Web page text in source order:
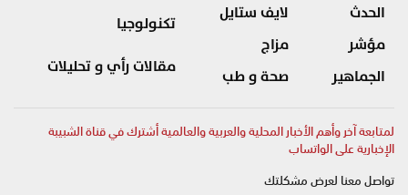
الحدث
مؤشر
الجماهير
لايف ستايل
مزاج
صحة و طب
تكنولوجيا
مقالات رأي و تحليلات
لمتابعة آخر وأهم الأخبار المحلية والعربية والعالمية أشترك في قناة الشبيبة
الإخبارية على الواتساب
تواصل معنا لعرض مشكلتك